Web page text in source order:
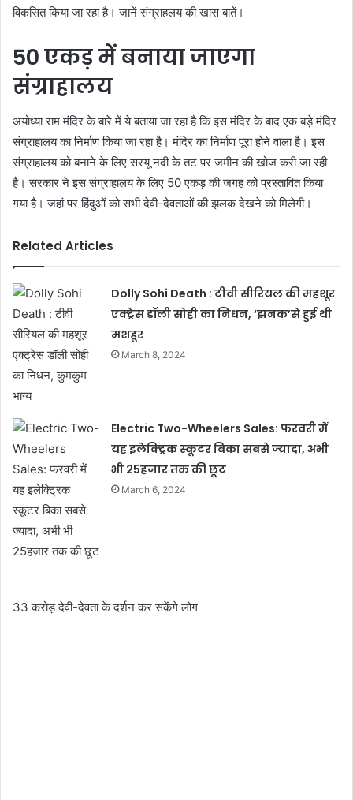
विकसित किया जा रहा है। जानें संग्राहलय की खास बातें।
50 एकड़ में बनाया जाएगा
संग्राहालय
अयोध्या राम मंदिर के बारे में ये बताया जा रहा है कि इस मंदिर के बाद एक बड़े मंदिर
संग्राहालय का निर्माण किया जा रहा है। मंदिर का निर्माण पूरा होने वाला है। इस
संग्राहालय को बनाने के लिए सरयू नदी के तट पर जमीन की खोज करी जा रही
है। सरकार ने इस संग्राहालय के लिए 50 एकड़ की जगह को प्रस्तावित किया
गया है। जहां पर हिंदुओं को सभी देवी-देवताओं की झलक देखने को मिलेगी।
Related Articles
Dolly Sohi Death : टीवी सीरियल की महशूर
एक्ट्रेस डॉली सोही का निधन, ‘झनक’से हुई थी
मशहूर
March 8, 2024
Electric Two-Wheelers Sales: फरवरी में
यह इलेक्ट्रिक स्कूटर बिका सबसे ज्यादा, अभी
भी 25हजार तक की छूट
March 6, 2024
33 करोड़ देवी-देवता के दर्शन कर सकेंगे लोग